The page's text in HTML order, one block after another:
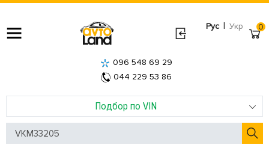
Рус | Укр
Подбор по VIN
096 548 69 29
044 229 53 86
0